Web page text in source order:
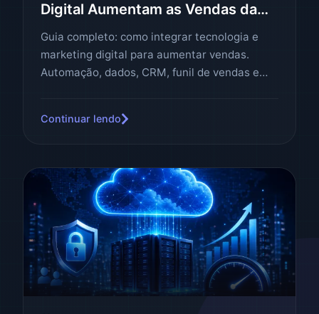
Digital Aumentam as Vendas da
Empresa
Guia completo: como integrar tecnologia e
marketing digital para aumentar vendas.
Automação, dados, CRM, funil de vendas e
Continuar lendo